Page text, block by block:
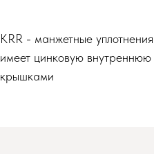
KRR - манжетные
имеет цинковую
крышками